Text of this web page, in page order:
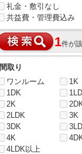
礼金・敷引なし
共益費・管理費込み
1件が
間取り
ワンルーム
1K
1DK
2K
2LDK
3K
3DK
4K
4LDK以上